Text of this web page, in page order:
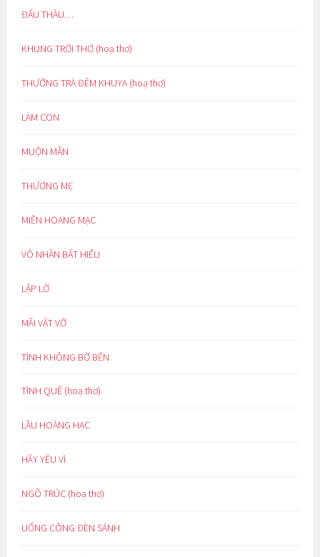
ĐẤU THẦU…
KHUNG TRỜI THƠ (hoạ thơ)
THƯỞNG TRÀ ĐÊM KHUYA (hoạ thơ)
LÀM CON
MUỘN MẰN
THƯƠNG MẸ
MIỀN HOANG MẠC
VÔ NHÂN BẤT HIẾU
LẬP LỜ
MÃI VẬT VỜ
TÌNH KHÔNG BỜ BẾN
TÌNH QUÊ (hoạ thơ)
LẦU HOÀNG HẠC
HÃY YÊU VÌ
NGÕ TRÚC (hoạ thơ)
UỔNG CÔNG ĐÈN SÁNH